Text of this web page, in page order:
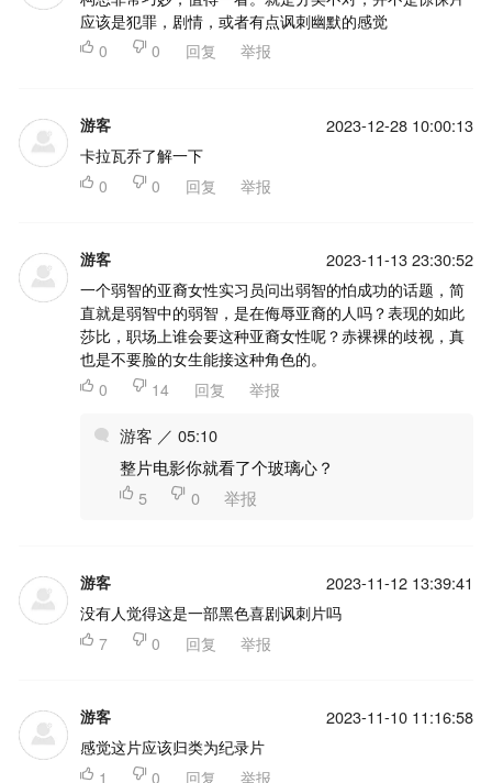
应该是犯罪，剧情，或者有点讽刺幽默的感觉
 0  0 回复 举报
游客 2023-12-28 10:00:13
卡拉瓦乔了解一下
 0  0 回复 举报
游客 2023-11-13 23:30:52
一个弱智的亚裔女性实习员问出弱智的怕成功的话题，简
直就是弱智中的弱智，是在侮辱亚裔的人吗？表现的如此
莎比，职场上谁会要这种亚裔女性呢？赤裸裸的歧视，真
也是不要脸的女生能接这种角色的。
 0  14 回复 举报
游客 ／ 05:10
整片电影你就看了个玻璃心？
 5  0 举报
游客 2023-11-12 13:39:41
没有人觉得这是一部黑色喜剧讽刺片吗
 7  0 回复 举报
游客 2023-11-10 11:16:58
感觉这片应该归类为纪录片
 1  0 回复 举报